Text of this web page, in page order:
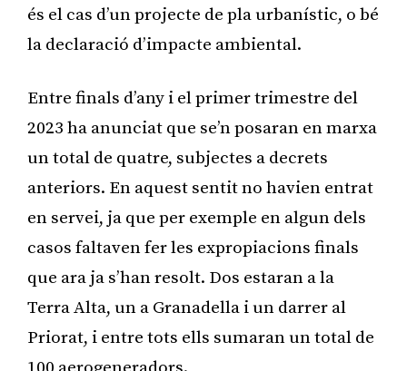
és el cas d’un projecte de pla urbanístic, o bé
la declaració d’impacte ambiental.
Entre finals d’any i el primer trimestre del
2023 ha anunciat que se’n posaran en marxa
un total de quatre, subjectes a decrets
anteriors. En aquest sentit no havien entrat
en servei, ja que per exemple en algun dels
casos faltaven fer les expropiacions finals
que ara ja s’han resolt. Dos estaran a la
Terra Alta, un a Granadella i un darrer al
Priorat, i entre tots ells sumaran un total de